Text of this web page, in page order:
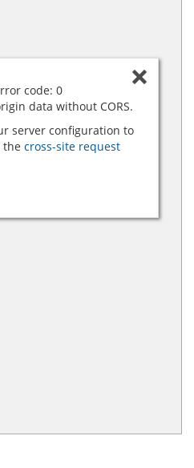
code: 0
data without CORS.
server configuration to
the cross-site request